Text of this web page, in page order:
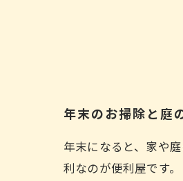
年末のお掃除と庭
年末になると、家や
利なのが便利屋です。